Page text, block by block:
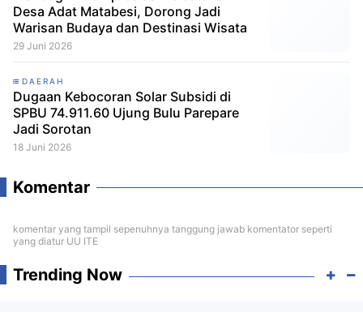
Desa Adat Matabesi, Dorong Jadi
Warisan Budaya dan Destinasi Wisata
29 Juni 2026
DAERAH
Dugaan Kebocoran Solar Subsidi di
SPBU 74.911.60 Ujung Bulu Parepare
Jadi Sorotan
18 Juni 2026
Komentar
komentar yang tampil sepenuhnya tanggung jawab komentator seperti
yang diatur UU ITE
Trending Now